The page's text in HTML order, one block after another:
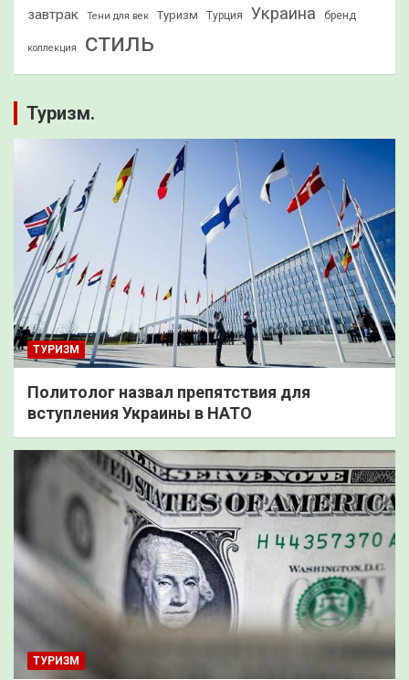
завтрак
Тени для век Туризм Турция Украина бренд
коллекция стиль
Туризм.
ТУРИЗМ
Политолог назвал препятствия для
вступления Украины в НАТО
ТУРИЗМ